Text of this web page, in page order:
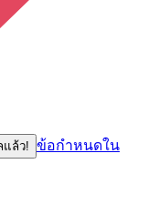
แล้ว! ข้อกำหนดใน